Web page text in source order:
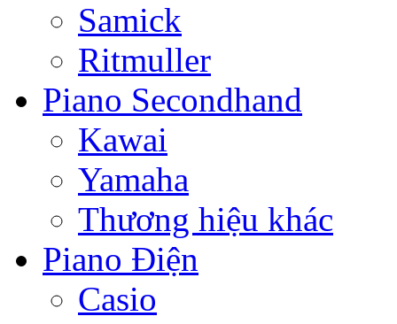
Samick
Ritmuller
Piano Secondhand
Kawai
Yamaha
Thương hiệu khác
Piano Điện
Casio